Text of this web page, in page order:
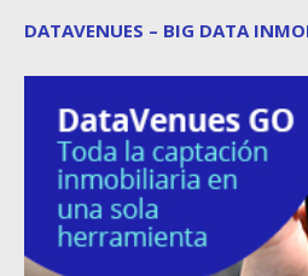
DATAVENUES – BIG DATA